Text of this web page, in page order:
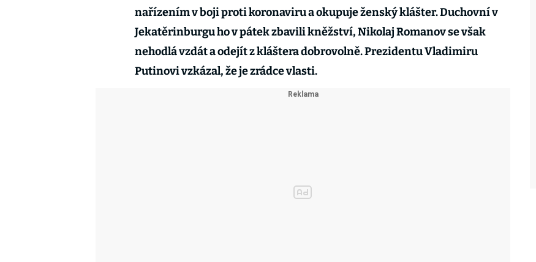
nařízením v boji proti koronaviru a okupuje ženský klášter. Duchovní v
Jekatěrinburgu ho v pátek zbavili kněžství, Nikolaj Romanov se však
nehodlá vzdát a odejít z kláštera dobrovolně. Prezidentu Vladimiru
Putinovi vzkázal, že je zrádce vlasti.